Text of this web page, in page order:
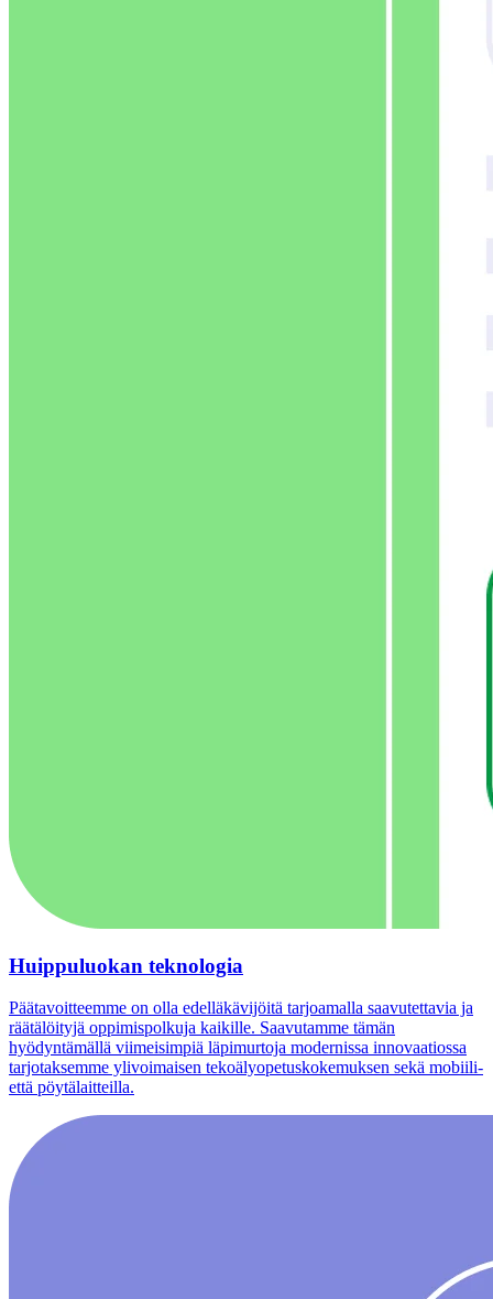
Huippuluokan teknologia
Päätavoitteemme on olla edelläkävijöitä tarjoamalla saavutettavia ja
räätälöityjä oppimispolkuja kaikille. Saavutamme tämän
hyödyntämällä viimeisimpiä läpimurtoja modernissa innovaatiossa
tarjotaksemme ylivoimaisen tekoälyopetuskokemuksen sekä mobiili-
että pöytälaitteilla.